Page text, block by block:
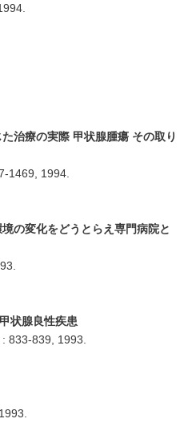
治療の実際 甲状腺腫瘍 その取り
1469, 1994.
の変化をどうとらえ専門病院と
状腺良性疾患
833-839, 1993.